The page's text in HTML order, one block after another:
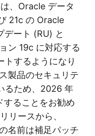
、Oracle データ
21c の Oracle
ート (RU) と
ン 19c に対応する
トするようになり
製品のセキュリテ
るため、2026 年
することをお勧め
リースから、
名前は補足パッチ